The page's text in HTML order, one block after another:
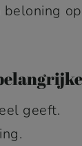
beloning
geeft.